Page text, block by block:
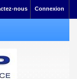
Connexion
nous